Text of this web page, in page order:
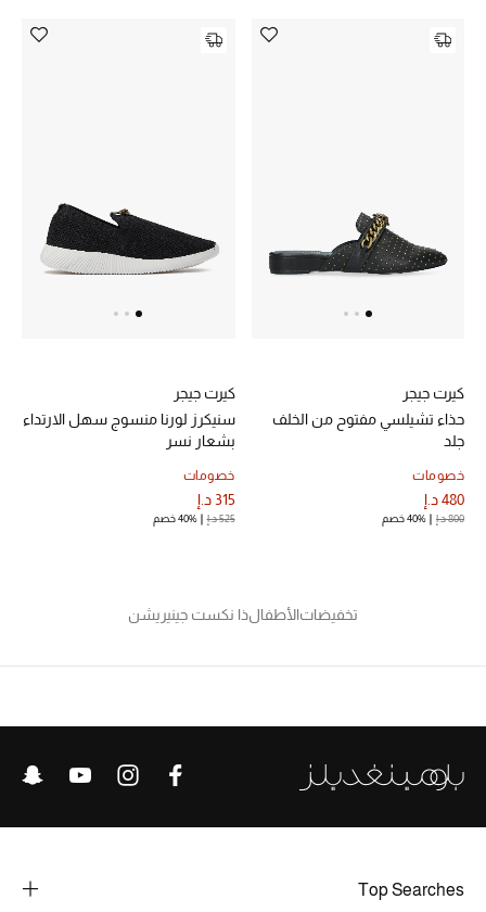
نسوقوا أحدث ما وصلنا
خصومات
ركن أناقة المنتجعات
حصريًا عبر الإنترنت
جميع إصدارتنا النسائية
حقائب وأحذية متطابقة
كيرت جيجر
حذاء تشيلسي مفتوح من الخلف
جلد
خصومات
480 د.إ
800 د.إ 40% خصم
كيرت جيجر
سنيكرز لورنا منسوج سهل الارتداء
بشعار نسر
خصومات
315 د.إ
525 د.إ 40% خصم
تخفيضاتالأطفالذا نكست جينيريشن
Top Searches